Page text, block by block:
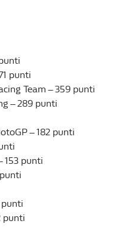
punti
Team – 359 punti
– 289 punti
– 182 punti
153 punti
punti
punti